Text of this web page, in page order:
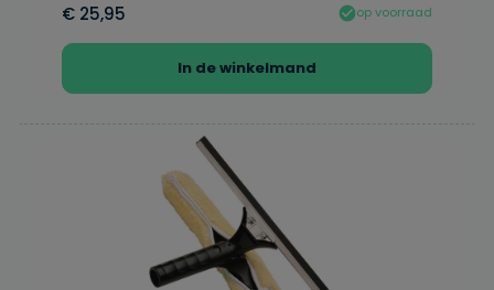
€ 25,95 op voorraad
In de winkelmand